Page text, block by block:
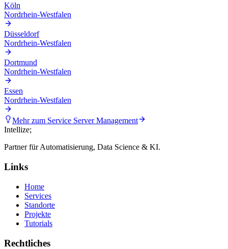
Köln
Nordrhein-Westfalen
Düsseldorf
Nordrhein-Westfalen
Dortmund
Nordrhein-Westfalen
Essen
Nordrhein-Westfalen
Mehr zum Service Server Management
Intellize;
Partner für Automatisierung, Data Science & KI.
Links
Home
Services
Standorte
Projekte
Tutorials
Rechtliches